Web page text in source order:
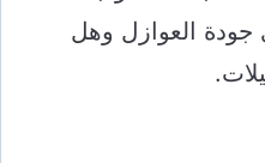
العوازل وهل